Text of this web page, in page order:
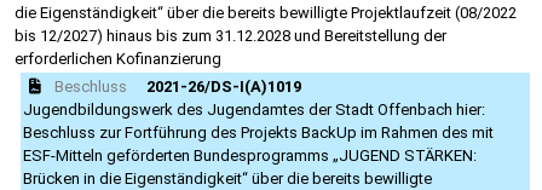
die Eigenständigkeit“ über die bereits bewilligte Projektlaufzeit (08/2022
bis 12/2027) hinaus bis zum 31.12.2028 und Bereitstellung der
erforderlichen Kofinanzierung
Beschluss
2021-26/DS-I(A)1019
Jugendbildungswerk des Jugendamtes der Stadt Offenbach hier:
Beschluss zur Fortführung des Projekts BackUp im Rahmen des mit
ESF-Mitteln geförderten Bundesprogramms „JUGEND STÄRKEN:
Brücken in die Eigenständigkeit“ über die bereits bewilligte